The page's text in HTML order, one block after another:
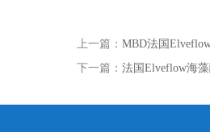
上一篇： MBD法国
下一篇： 法国Elveflow海